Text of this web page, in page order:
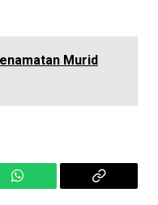
Murid
WhatsApp
Copy